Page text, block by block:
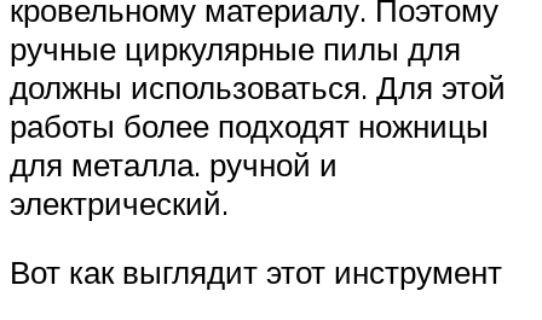
кровельному материалу. Поэтому
ручные циркулярные пилы для
должны использоваться. Для этой
работы более подходят ножницы
для металла. ручной и
электрический.
Вот как выглядит этот инструмент